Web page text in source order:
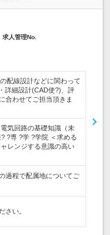
人管理No.
配線設計などに関わって
詳細設計(CAD使?)、評
合わせてご担当頂きま
気回路の基礎知識（未
?専 ?学 ?学院 ＜求める
レンジする意識の高い
過程で配属地についてご
さい。